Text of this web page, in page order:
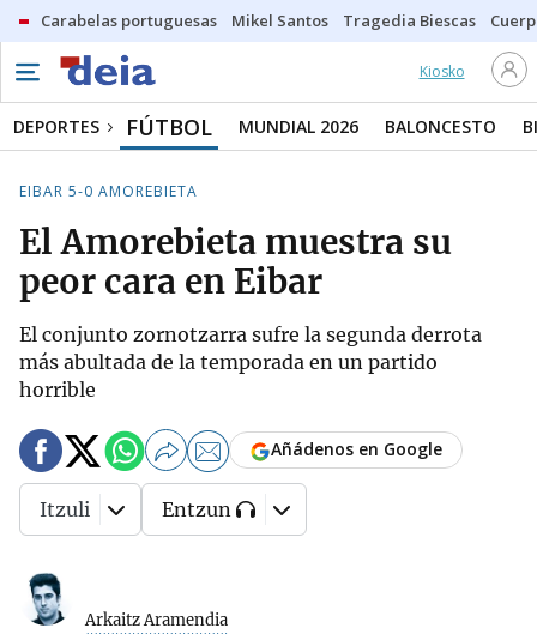
Carabelas portuguesas Mikel Santos Tragedia Biescas
Kiosko
DEPORTES FÚTBOL MUNDIAL 2026 BALONCESTO
EIBAR 5-0 AMOREBIETA
El Amorebieta muestra su
peor cara en Eibar
El conjunto zornotzarra sufre la segunda derrota
más abultada de la temporada en un partido
horrible
Arkaitz Aramendia
Añádenos en Google
Itzuli Entzun